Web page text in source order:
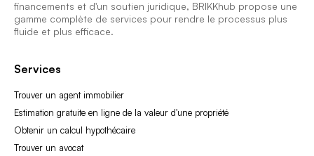
financements et d'un soutien juridique, BRIKKhub propose une
gamme complète de services pour rendre le processus plus
fluide et plus efficace.
Services
Trouver un agent immobilier
Estimation gratuite en ligne de la valeur d'une propriété
Obtenir un calcul hypothécaire
Trouver un avocat